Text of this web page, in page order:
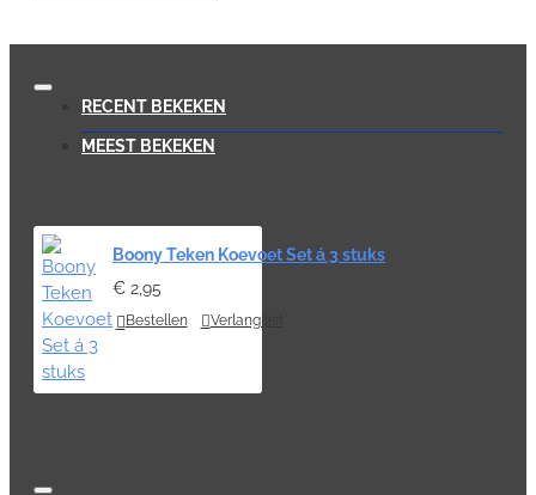
RECENT BEKEKEN
MEEST BEKEKEN
Boony Teken Koevoet Set á 3 stuks
€ 2,95
Bestellen Verlanglijst